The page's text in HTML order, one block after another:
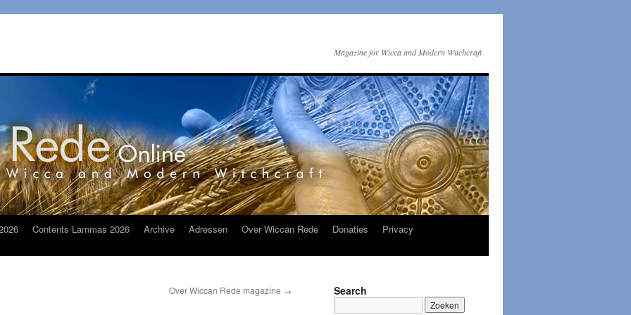
Magazine for Wicca and Modern Witchcraft
Contents Lammas 2026 Archive Adressen Over Wiccan Rede Donaties Privacy
Over Wiccan Rede magazine → Search